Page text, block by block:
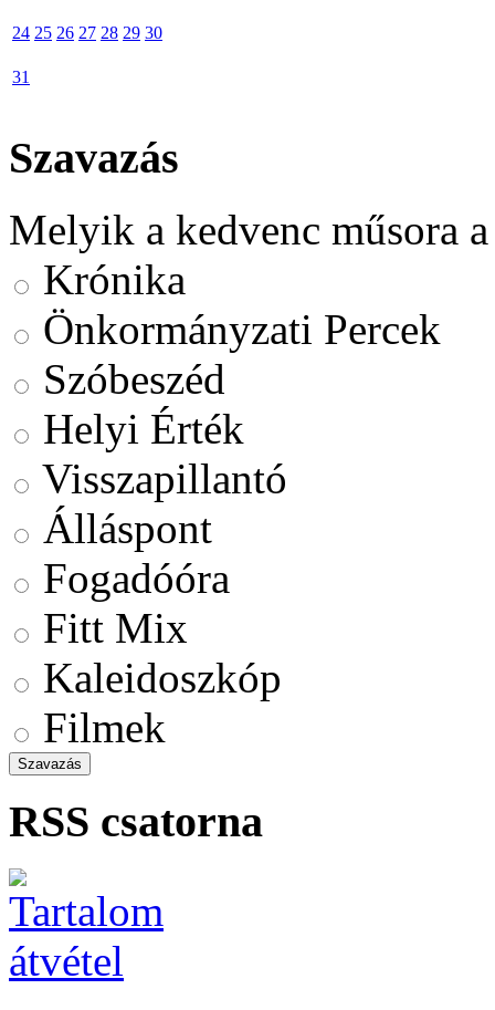
24 25 26 27 28 29 30
31
Szavazás
Melyik a kedvenc műsora
Krónika
Önkormányzati Percek
Szóbeszéd
Helyi Érték
Visszapillantó
Álláspont
Fogadóóra
Fitt Mix
Kaleidoszkóp
Filmek
RSS csatorna